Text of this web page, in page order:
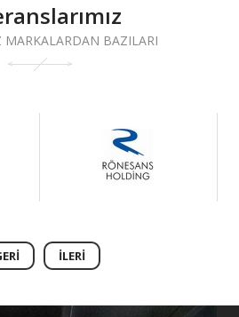
MARKALARDAN BAZILARI
İLERI